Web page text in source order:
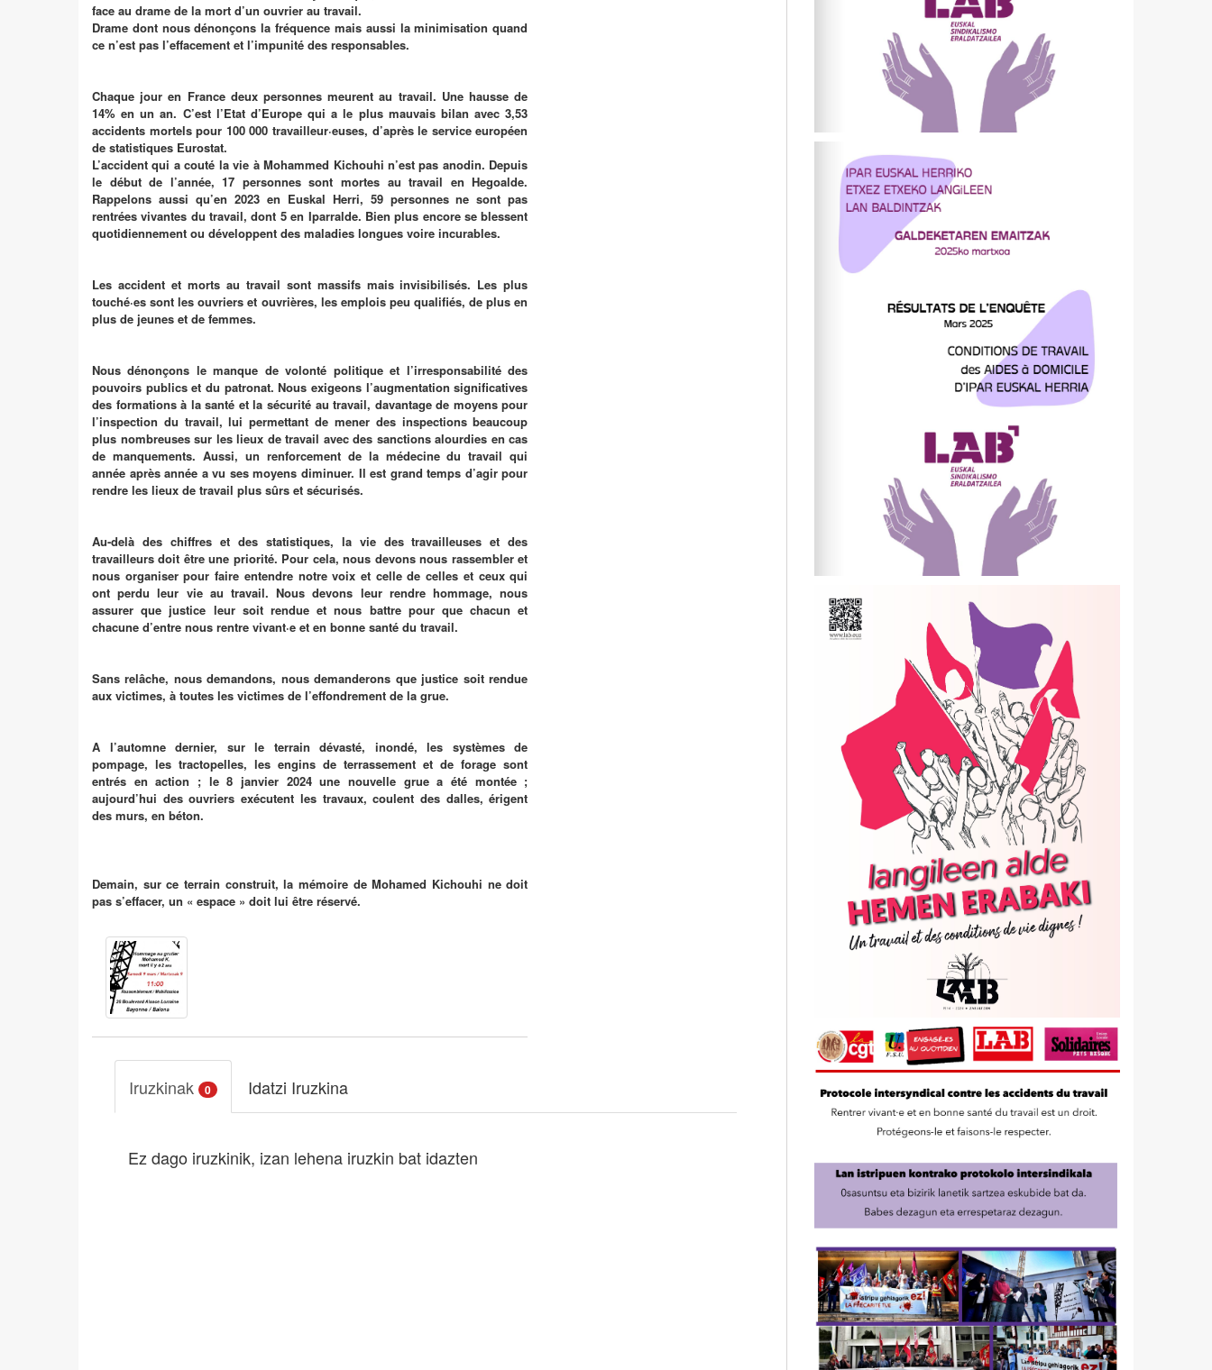
face au drame de la mort d’un ouvrier au travail.
Drame dont nous dénonçons la fréquence mais aussi la minimisation quand
ce n’est pas l’effacement et l’impunité des responsables.
Chaque jour en France deux personnes meurent au travail. Une hausse de
14% en un an. C’est l’Etat d’Europe qui a le plus mauvais bilan avec 3,53
accidents mortels pour 100 000 travailleur·euses, d’après le service européen
de statistiques Eurostat.
L’accident qui a couté la vie à Mohammed Kichouhi n’est pas anodin. Depuis
le début de l’année, 17 personnes sont mortes au travail en Hegoalde.
Rappelons aussi qu’en 2023 en Euskal Herri, 59 personnes ne sont pas
rentrées vivantes du travail, dont 5 en Iparralde. Bien plus encore se blessent
quotidiennement ou développent des maladies longues voire incurables.
Les accident et morts au travail sont massifs mais invisibilisés. Les plus
touché·es sont les ouvriers et ouvrières, les emplois peu qualifiés, de plus en
plus de jeunes et de femmes.
Nous dénonçons le manque de volonté politique et l’irresponsabilité des
pouvoirs publics et du patronat. Nous exigeons l’augmentation significatives
des formations à la santé et la sécurité au travail, davantage de moyens pour
l’inspection du travail, lui permettant de mener des inspections beaucoup
plus nombreuses sur les lieux de travail avec des sanctions alourdies en cas
de manquements. Aussi, un renforcement de la médecine du travail qui
année après année a vu ses moyens diminuer. Il est grand temps d’agir pour
rendre les lieux de travail plus sûrs et sécurisés.
Au-delà des chiffres et des statistiques, la vie des travailleuses et des
travailleurs doit être une priorité. Pour cela, nous devons nous rassembler et
nous organiser pour faire entendre notre voix et celle de celles et ceux qui
ont perdu leur vie au travail. Nous devons leur rendre hommage, nous
assurer que justice leur soit rendue et nous battre pour que chacun et
chacune d’entre nous rentre vivant·e et en bonne santé du travail.
Sans relâche, nous demandons, nous demanderons que justice soit rendue
aux victimes, à toutes les victimes de l’effondrement de la grue.
A l’automne dernier, sur le terrain dévasté, inondé, les systèmes de
pompage, les tractopelles, les engins de terrassement et de forage sont
entrés en action ; le 8 janvier 2024 une nouvelle grue a été montée ;
aujourd’hui des ouvriers exécutent les travaux, coulent des dalles, érigent
des murs, en béton.
Demain, sur ce terrain construit, la mémoire de Mohamed Kichouhi ne doit
pas s’effacer, un « espace » doit lui être réservé.
Iruzkinak 0 Idatzi Iruzkina
Ez dago iruzkinik, izan lehena iruzkin bat idazten